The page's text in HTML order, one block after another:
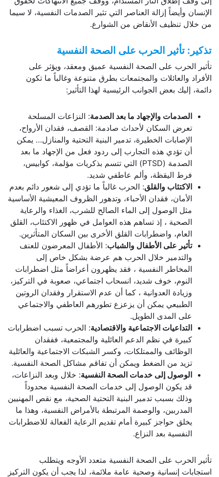
الإنسان وأيضاً إزالة العناصر التي تثير الصدمات النفسية، لا سيما
من خلال تنظيف الأنقاض من الشوارع.
تذكير: تأثير الحرب على الصحة النفسية
تأثير الحرب على الصحة النفسية عميق ومعقد، ويؤثر على
الأفراد والعائلات والمجتمعات بطرق متنوعة وغالباً ما تكون
دائمة، إليك بعض الجوانب الرئيسية لهذا التأثير:
الصدمات والإجهاد ما بعد الصدمة: النزاعات المسلحة
تعرض السكان لأحداث صادمة: القصف، فقدان الأرواح،
الإصابات الخطيرة، تدمير البنية التحتية والمنازل… يمكن
أن تؤدي هذه التجارب إلى ردود فعل من الإجهاد ما بعد
الصدمة (PTSD) التي تتسم بذكريات مؤلمة، كوابيس،
فرط اليقظة، وألم عاطفي شديد.
الاكتئاب والقلق: الحرب غالباً ما تؤدي إلى شعور دائم بعدم
الأمان، فقدان الأحباء، وتدهور الظروف المعيشية الأساسية
مثل الوصول إلى الماء الصالح للشرب، الغذاء والرعاية
الصحية ، إذ تساهم هذه العوامل في ظهور الاكتئاب، القلق
العام، واضطرابات القلق الأخرى بين السكان المتأثرين.
تأثير على الأطفال والشباب: الأطفال المعرضون للعنف
والتدمير خلال الحرب هم عرضة بشكل خاص إلى
المخاطر النفسية ، فقد يظهرون أعراضاً مثل اضطرابات
النوم، خوف شديد، انسحاب اجتماعي، صعوبة في التركيز،
وزيادة العدوانية ، كما أن عدم الاستقرار وفقدان الروتين
الطبيعي يمكن أن يزعزع تطورهم العاطفي والاجتماعي
على المدى الطويل.
التداعيات الاجتماعية والاقتصادية: الحرب تسبب اضطرابات
كبيرة في نظم الدعم العائلية والمجتمعية، ففقدان
الوظائف والممتلكات، وكسر الشبكات الاجتماعية والعائلية
تزيد من الضغط ويمكن أن تفاقم مشاكل الصحة النفسية.
الوصول إلى خدمات الصحة النفسية: خلال وبعد النزاعات،
قد يكون الوصول إلى خدمات الصحة النفسية محدوداً
وذلك بسبب تدمير البنية التحتية الصحية، مع نقص المهنيين
المدربين، والوصمة المرتبطة بالأمراض النفسية، وهذا ما
يخلق حواجز كبيرة أمام تقديم الرعاية الفعالة للاضطرابات
النفسية بعد النزاع.
تأثير الحرب على الصحة النفسية متعدد الأوجه ويتطلب
استجابات إنسانية وصحية عامة ملائمة، لذا يجب أن يكون التركيز